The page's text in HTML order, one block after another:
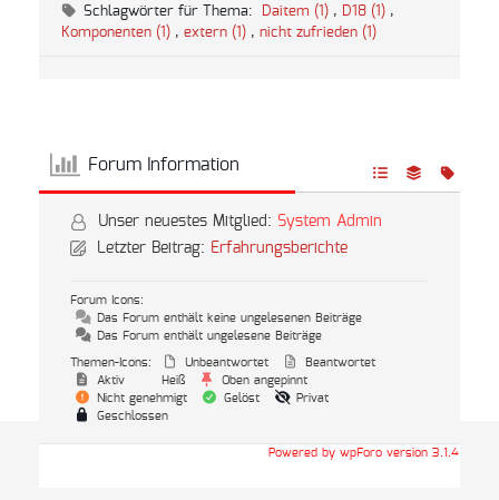
Schlagwörter für Thema: Daitem (1) , D18 (1) ,
Komponenten (1) , extern (1) , nicht zufrieden (1)
Forum Information
Unser neuestes Mitglied: System Admin
Letzter Beitrag: Erfahrungsberichte
Forum Icons:
Das Forum enthält keine ungelesenen Beiträge
Das Forum enthält ungelesene Beiträge
Themen-Icons:
Unbeantwortet
Beantwortet
Aktiv
Heiß
Oben angepinnt
Nicht genehmigt
Gelöst
Privat
Geschlossen
Powered by wpForo version 3.1.4